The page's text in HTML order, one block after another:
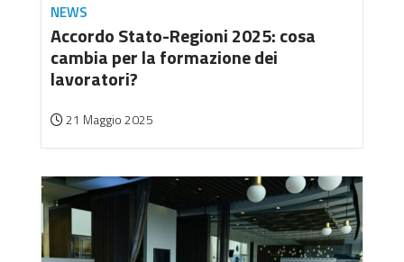
NEWS
Accordo Stato-Regioni 2025: cosa
cambia per la formazione dei
lavoratori?
21 Maggio 2025